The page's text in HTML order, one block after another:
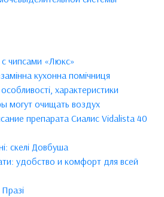
чипсами «Люкс»
кухонна помічниця
характеристики
могут очищать воздух
препарата Сиалис Vidalista 40
скелі Довбуша
удобство и комфорт для всей